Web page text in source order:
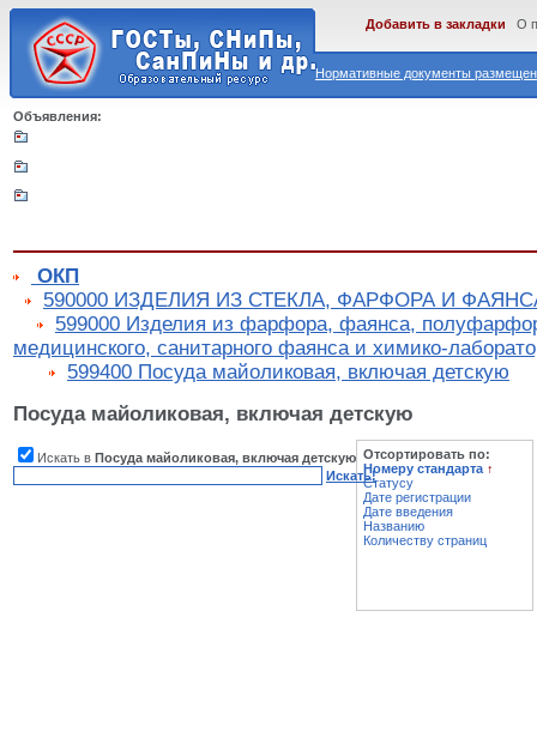
Нормативные документы
Добавить в закладки О
Объявления:
ОКП
590000 ИЗДЕЛИЯ ИЗ СТЕКЛА, ФАРФОРА И
599000 Изделия из фарфора, фаянса,
медицинского, санитарного фаянса и химико-
599400 Посуда майоликовая, включая детскую
Посуда майоликовая, включая детскую
Искать в Посуда майоликовая, включая детскую
Искать!
Отсортировать по:
Номеру стандарта ↑
Статусу
Дате регистрации
Дате введения
Названию
Количеству страниц